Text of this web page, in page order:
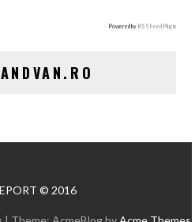
Powered by RSS Feed Plugin
© 2016